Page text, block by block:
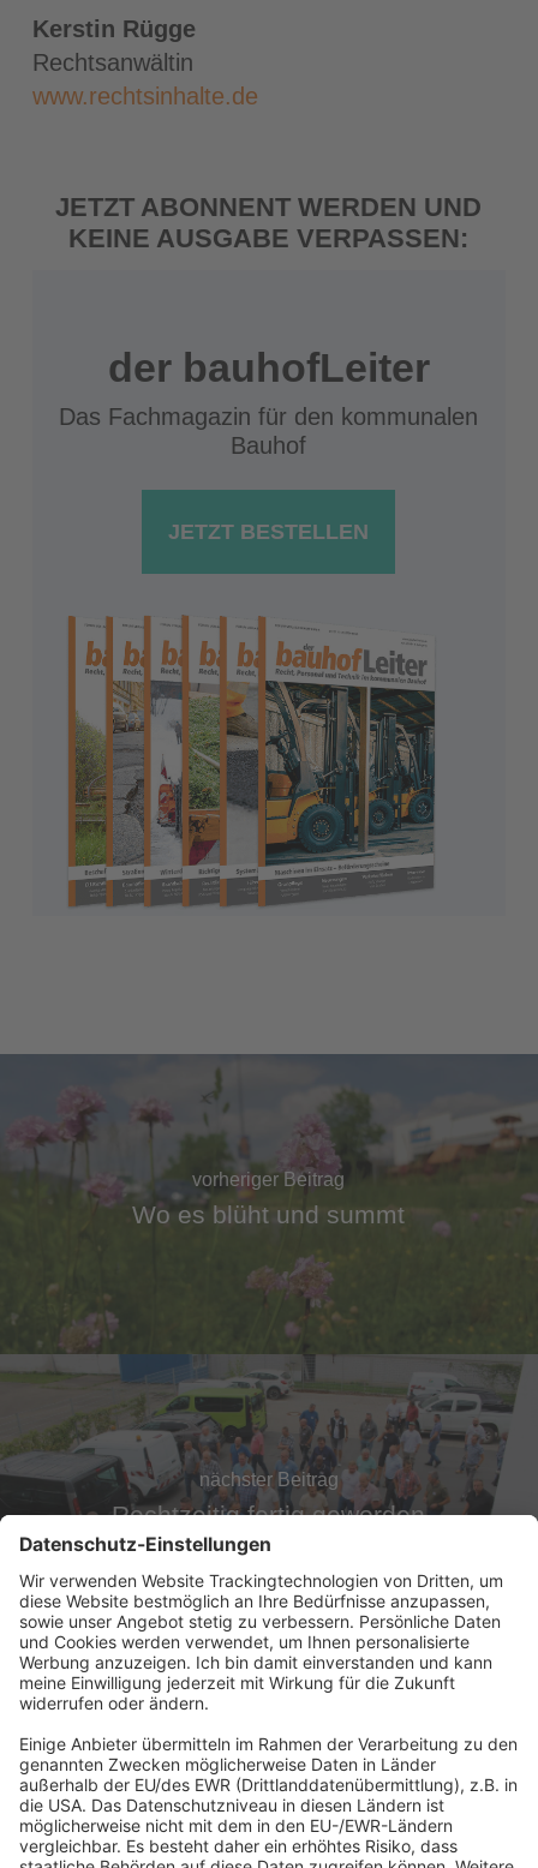
Kerstin Rügge
Rechtsanwältin
www.rechtsinhalte.de
JETZT ABONNENT WERDEN UND
KEINE AUSGABE VERPASSEN:
der bauhofLeiter
Das Fachmagazin für den kommunalen
Bauhof
JETZT BESTELLEN
vorheriger Beitrag
Wo es blüht und summt
nächster Beitrag
Rechtzeitig fertig geworden
Abonnement anfordern|Abo kündigen|
Werben bei uns